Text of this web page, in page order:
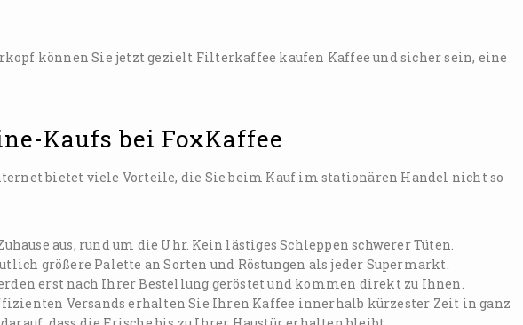
können Sie jetzt gezielt Filterkaffee kaufen Kaffee und sicher sein, eine
Kaufs bei FoxKaffee
bietet viele Vorteile, die Sie beim Kauf im stationären Handel nicht so
aus, rund um die Uhr. Kein lästiges Schleppen schwerer Tüten.
größere Palette an Sorten und Röstungen als jeder Supermarkt.
erst nach Ihrer Bestellung geröstet und kommen direkt zu Ihnen.
Versands erhalten Sie Ihren Kaffee innerhalb kürzester Zeit in ganz